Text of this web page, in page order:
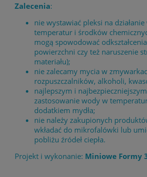
Zalecenia:
nie wystawiać pleksi na
temperatur i środków
mogą spowodować
powierzchni czy też naruszenie
materiału);
nie zalecamy mycia w
rozpuszczalników, alkoholi,
najlepszym i
zastosowanie wody w
dodatkiem mydła;
nie należy zakupionych
wkładać do mikrofalówki lub
pobliżu źródeł ciepła.
Projekt i wykonanie: Miniowe Formy